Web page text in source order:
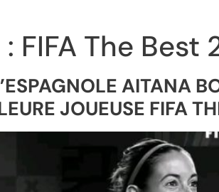
FIFA The Best
AITANA
JOUEUSE FIFA